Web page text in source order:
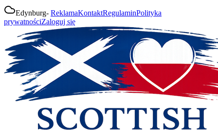
Edynburg- ReklamaKontaktRegulaminPolityka
prywatnościZaloguj się